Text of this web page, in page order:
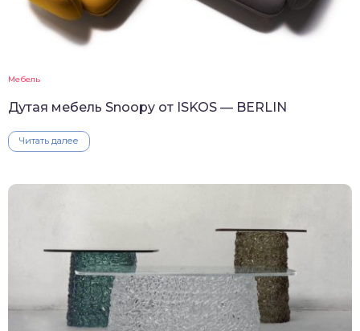
Мебель
Дутая мебель Snoopy от ISKOS — BERLIN
Читать далее